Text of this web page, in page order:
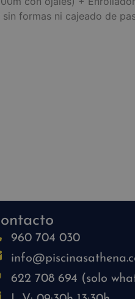
formas ni cajeado de
960 704 030
622 708 694 (solo